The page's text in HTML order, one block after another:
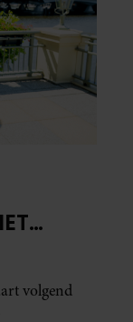
volgend